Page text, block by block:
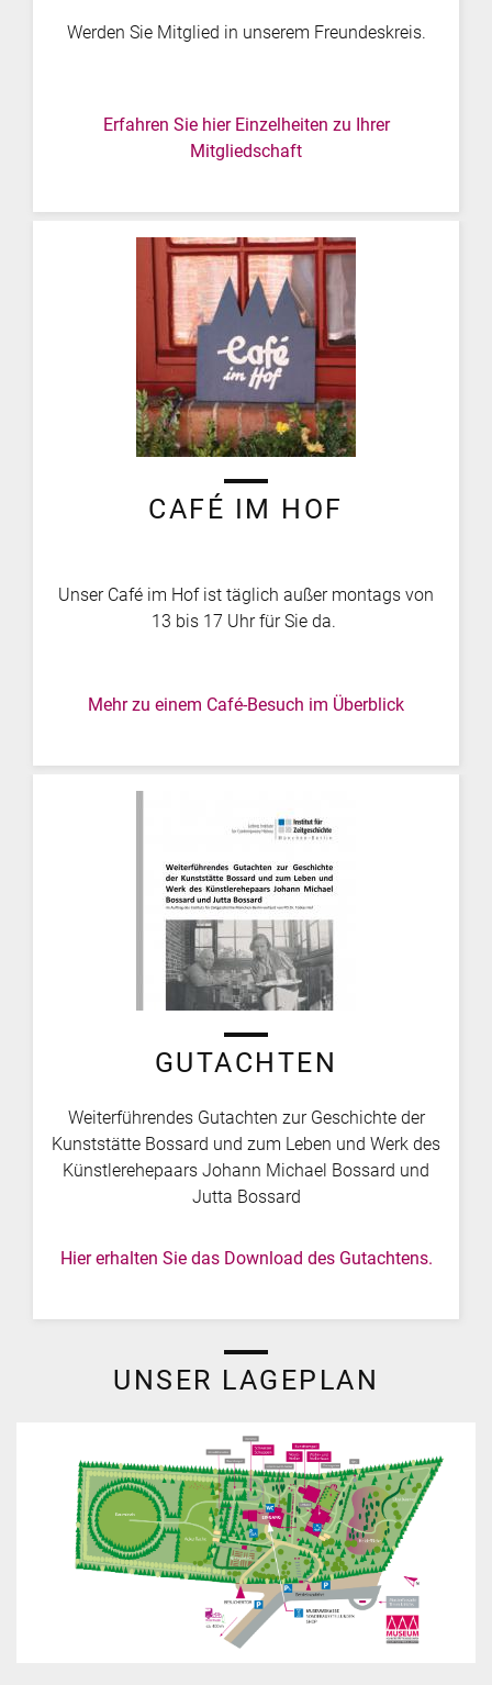
Werden Sie Mitglied in unserem Freundeskreis.
Erfahren Sie hier Einzelheiten zu Ihrer
Mitgliedschaft
CAFÉ IM HOF
Unser Café im Hof ist täglich außer montags von
13 bis 17 Uhr für Sie da.
Mehr zu einem Café-Besuch im Überblick
GUTACHTEN
Weiterführendes Gutachten zur Geschichte der
Kunststätte Bossard und zum Leben und Werk des
Künstlerehepaars Johann Michael Bossard und
Jutta Bossard
Hier erhalten Sie das Download des Gutachtens.
UNSER LAGEPLAN